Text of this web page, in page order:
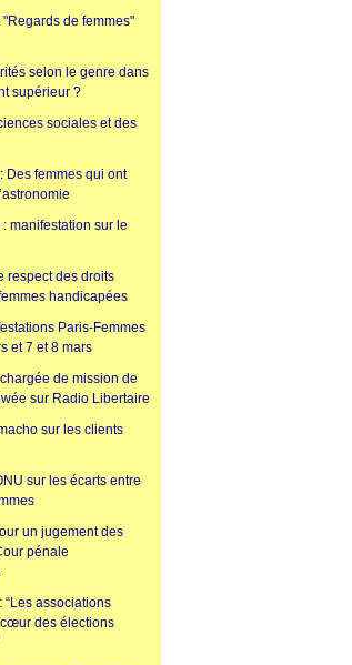
de femmes"
selon le genre dans
supérieur ?
sociales et des
Des femmes qui ont
manifestation sur le
respect des droits
handicapées
Paris-Femmes
et 7 et 8 mars
de mission de
sur Radio Libertaire
sur les clients
sur les écarts entre
un jugement des
pénale
“Les associations
des élections